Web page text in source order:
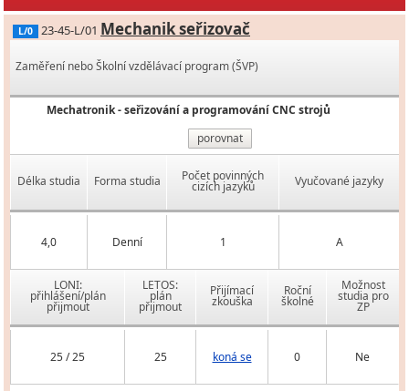
L/0 23-45-L/01 Mechanik seřizovač
Zaměření nebo Školní vzdělávací program (ŠVP)
Mechatronik - seřizování a programování CNC strojů
porovnat
Délka studia Forma studia Počet povinných
cizích jazyků Vyučované jazyky
4,0 Denní 1 A
LONI:
přihlášení/plán
přijmout
LETOS:
plán
přijmout
Přijímací
zkouška
Roční
školné
Možnost
studia pro
ZP
25 / 25 25 koná se 0 Ne